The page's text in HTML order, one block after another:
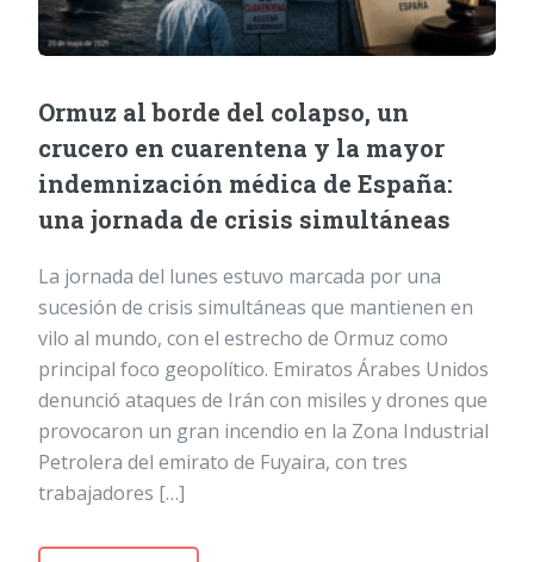
Ormuz al borde del colapso, un
crucero en cuarentena y la mayor
indemnización médica de España:
una jornada de crisis simultáneas
La jornada del lunes estuvo marcada por una
sucesión de crisis simultáneas que mantienen en
vilo al mundo, con el estrecho de Ormuz como
principal foco geopolítico. Emiratos Árabes Unidos
denunció ataques de Irán con misiles y drones que
provocaron un gran incendio en la Zona Industrial
Petrolera del emirato de Fuyaira, con tres
trabajadores […]